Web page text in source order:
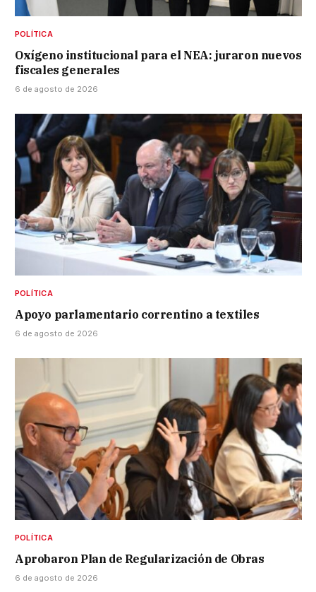
POLÍTICA
Oxígeno institucional para el NEA: juraron nuevos
fiscales generales
6 de agosto de 2026
POLÍTICA
Apoyo parlamentario correntino a textiles
6 de agosto de 2026
POLÍTICA
Aprobaron Plan de Regularización de Obras
6 de agosto de 2026